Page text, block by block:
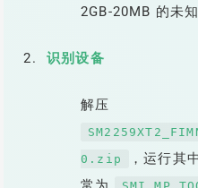
2GB-20MB 的未
识别设备
解压
0.zip
，运行其